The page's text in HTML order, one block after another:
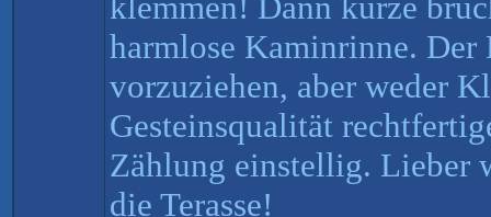
harmlose Kaminrinne.
vorzuziehen, aber weder
Gesteinsqualität
Zählung einstellig. Lieber
die Terasse!